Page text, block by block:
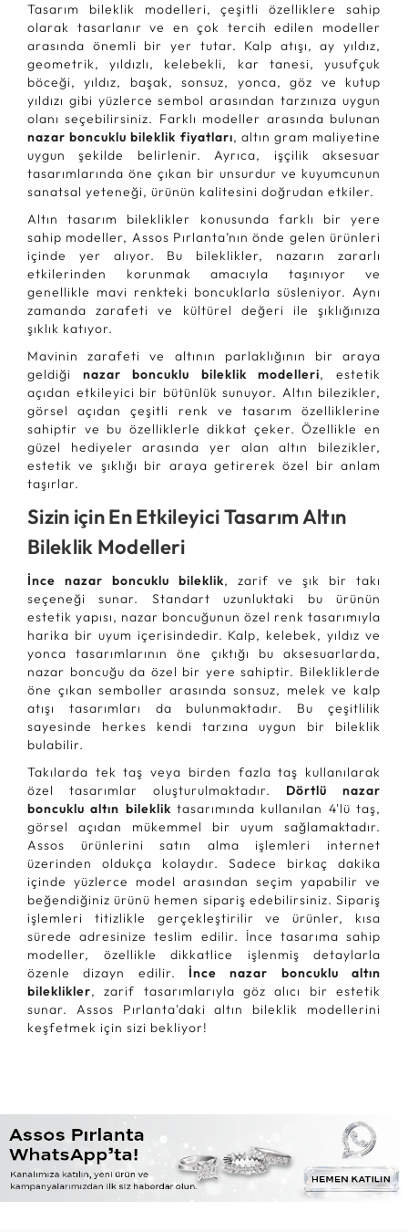
Tasarım bileklik modelleri, çeşitli özelliklere sahip
olarak tasarlanır ve en çok tercih edilen modeller
arasında önemli bir yer tutar. Kalp atışı, ay yıldız,
geometrik, yıldızlı, kelebekli, kar tanesi, yusufçuk
böceği, yıldız, başak, sonsuz, yonca, göz ve kutup
yıldızı gibi yüzlerce sembol arasından tarzınıza uygun
olanı seçebilirsiniz. Farklı modeller arasında bulunan
nazar boncuklu bileklik fiyatları, altın gram maliyetine
uygun şekilde belirlenir. Ayrıca, işçilik aksesuar
tasarımlarında öne çıkan bir unsurdur ve kuyumcunun
sanatsal yeteneği, ürünün kalitesini doğrudan etkiler.
Altın tasarım bileklikler konusunda farklı bir yere
sahip modeller, Assos Pırlanta’nın önde gelen ürünleri
içinde yer alıyor. Bu bileklikler, nazarın zararlı
etkilerinden korunmak amacıyla taşınıyor ve
genellikle mavi renkteki boncuklarla süsleniyor. Aynı
zamanda zarafeti ve kültürel değeri ile şıklığınıza
şıklık katıyor.
Mavinin zarafeti ve altının parlaklığının bir araya
geldiği nazar boncuklu bileklik modelleri, estetik
açıdan etkileyici bir bütünlük sunuyor. Altın bilezikler,
görsel açıdan çeşitli renk ve tasarım özelliklerine
sahiptir ve bu özelliklerle dikkat çeker. Özellikle en
güzel hediyeler arasında yer alan altın bilezikler,
estetik ve şıklığı bir araya getirerek özel bir anlam
taşırlar.
Sizin için En Etkileyici Tasarım Altın
Bileklik Modelleri
İnce nazar boncuklu bileklik, zarif ve şık bir takı
seçeneği sunar. Standart uzunluktaki bu ürünün
estetik yapısı, nazar boncuğunun özel renk tasarımıyla
harika bir uyum içerisindedir. Kalp, kelebek, yıldız ve
yonca tasarımlarının öne çıktığı bu aksesuarlarda,
nazar boncuğu da özel bir yere sahiptir. Bilekliklerde
öne çıkan semboller arasında sonsuz, melek ve kalp
atışı tasarımları da bulunmaktadır. Bu çeşitlilik
sayesinde herkes kendi tarzına uygun bir bileklik
bulabilir.
Takılarda tek taş veya birden fazla taş kullanılarak
özel tasarımlar oluşturulmaktadır. Dörtlü nazar
boncuklu altın bileklik tasarımında kullanılan 4'lü taş,
görsel açıdan mükemmel bir uyum sağlamaktadır.
Assos ürünlerini satın alma işlemleri internet
üzerinden oldukça kolaydır. Sadece birkaç dakika
içinde yüzlerce model arasından seçim yapabilir ve
beğendiğiniz ürünü hemen sipariş edebilirsiniz. Sipariş
işlemleri titizlikle gerçekleştirilir ve ürünler, kısa
sürede adresinize teslim edilir. İnce tasarıma sahip
modeller, özellikle dikkatlice işlenmiş detaylarla
özenle dizayn edilir. İnce nazar boncuklu altın
bileklikler, zarif tasarımlarıyla göz alıcı bir estetik
sunar. Assos Pırlanta'daki altın bileklik modellerini
keşfetmek için sizi bekliyor!